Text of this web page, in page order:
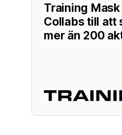
Training
Collabs till att
mer än 200